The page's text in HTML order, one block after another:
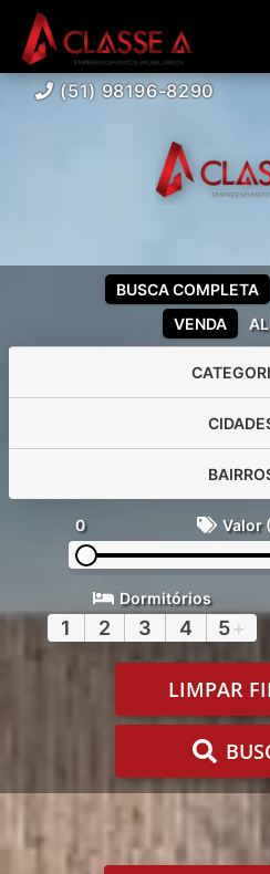
(51) 98196-8290
VENDA
BUSCA COMPLETA
0 Valor
Dormitórios
1 2 3 4 5+
LIMPAR